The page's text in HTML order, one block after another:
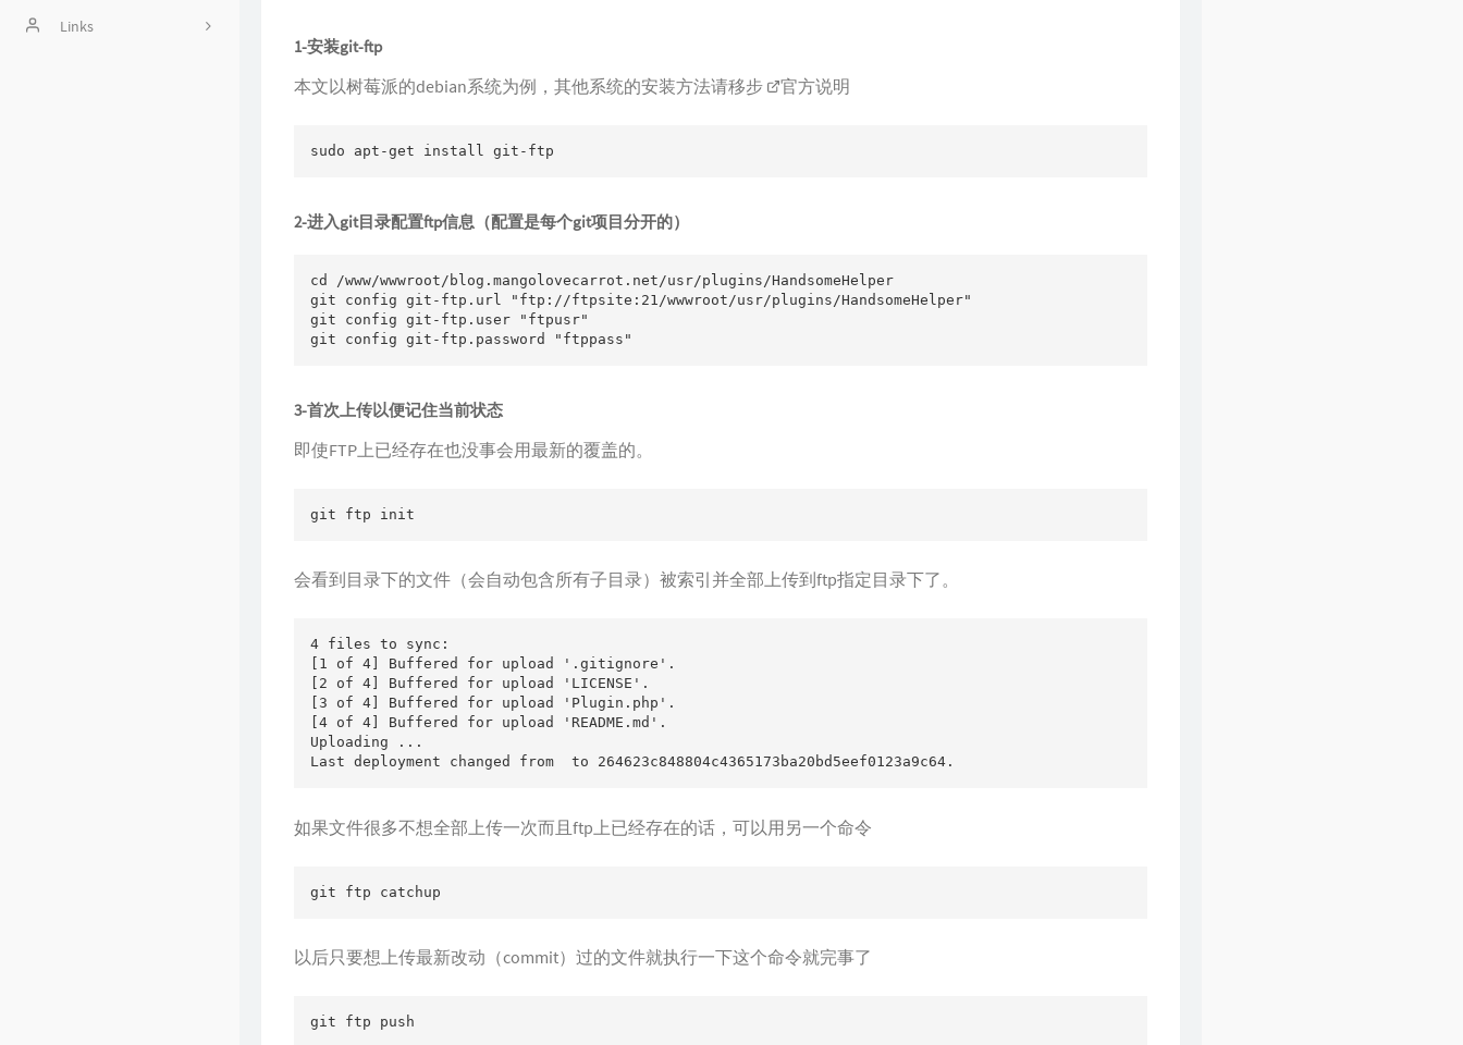
Handsome Helper | Handso
Links
1-安装git-ftp
本文以树莓派的debian系统为例，其他系统的安装方法请移步 官方说明
sudo apt-get install git-ftp
2-进入git目录配置ftp信息（配置是每个git项目分开的）
cd /www/wwwroot/blog.mangolovecarrot.net/usr/plugins/HandsomeHelper
git config git-ftp.url "ftp://ftpsite:21/wwwroot/usr/plugins/HandsomeHelper"
git config git-ftp.user "ftpusr"
git config git-ftp.password "ftppass"
3-首次上传以便记住当前状态
即使FTP上已经存在也没事会用最新的覆盖的。
git ftp init
会看到目录下的文件（会自动包含所有子目录）被索引并全部上传到ftp指定目录下了。
4 files to sync:
[1 of 4] Buffered for upload '.gitignore'.
[2 of 4] Buffered for upload 'LICENSE'.
[3 of 4] Buffered for upload 'Plugin.php'.
[4 of 4] Buffered for upload 'README.md'.
Uploading ...
Last deployment changed from  to 264623c848804c4365173ba20bd5eef0123a9c64.
如果文件很多不想全部上传一次而且ftp上已经存在的话，可以用另一个命令
git ftp catchup
以后只要想上传最新改动（commit）过的文件就执行一下这个命令就完事了
git ftp push